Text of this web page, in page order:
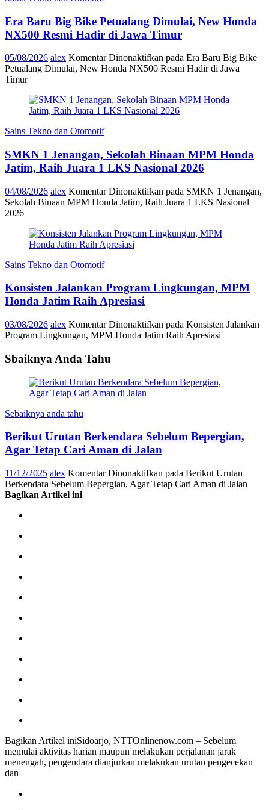
Era Baru Big Bike Petualang Dimulai, New Honda
NX500 Resmi Hadir di Jawa Timur
05/08/2026 alex Komentar Dinonaktifkan pada Era Baru Big Bike
Petualang Dimulai, New Honda NX500 Resmi Hadir di Jawa
Timur
Sains Tekno dan Otomotif
SMKN 1 Jenangan, Sekolah Binaan MPM Honda
Jatim, Raih Juara 1 LKS Nasional 2026
04/08/2026 alex Komentar Dinonaktifkan pada SMKN 1 Jenangan,
Sekolah Binaan MPM Honda Jatim, Raih Juara 1 LKS Nasional
2026
Sains Tekno dan Otomotif
Konsisten Jalankan Program Lingkungan, MPM
Honda Jatim Raih Apresiasi
03/08/2026 alex Komentar Dinonaktifkan pada Konsisten Jalankan
Program Lingkungan, MPM Honda Jatim Raih Apresiasi
Sbaiknya Anda Tahu
Sebaiknya anda tahu
Berikut Urutan Berkendara Sebelum Bepergian,
Agar Tetap Cari Aman di Jalan
11/12/2025 alex Komentar Dinonaktifkan pada Berikut Urutan
Berkendara Sebelum Bepergian, Agar Tetap Cari Aman di Jalan
Bagikan Artikel ini
Bagikan Artikel iniSidoarjo, NTTOnlinenow.com – Sebelum
memulai aktivitas harian maupun melakukan perjalanan jarak
menengah, pengendara dianjurkan melakukan urutan pengecekan
dan